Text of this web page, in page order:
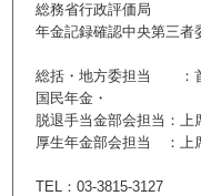
総務省行政評価局
年金記録確認中央第三者
総括・地方委担当
国民年金・
脱退手当金部会担
厚生年金部会担当
TEL：03-3815-3127